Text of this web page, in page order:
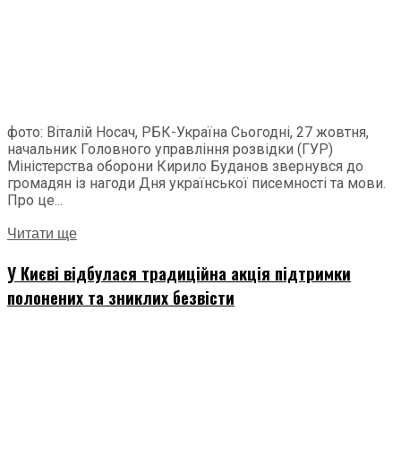
фото: Віталій Носач, РБК-Україна Сьогодні, 27 жовтня,
начальник Головного управління розвідки (ГУР)
Міністерства оборони Кирило Буданов звернувся до
громадян із нагоди Дня української писемності та мови.
Про це...
Читати ще
У Києві відбулася традиційна акція підтримки
полонених та зниклих безвісти